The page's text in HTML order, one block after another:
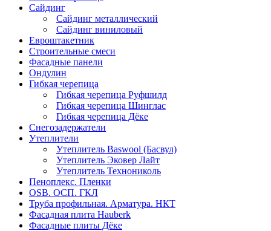
Сайдинг
Сайдинг металлический
Сайдинг виниловый
Евроштакетник
Строительные смеси
Фасадные панели
Ондулин
Гибкая черепица
Гибкая черепица Руфшилд
Гибкая черепица Шинглас
Гибкая черепица Дёке
Снегозадержатели
Утеплители
Утеплитель Baswool (Басвул)
Утеплитель Эковер Лайт
Утеплитель Технониколь
Пеноплекс. Пленки
OSB. ОСП. ГКЛ
Труба профильная. Арматура. НКТ
Фасадная плита Hauberk
Фасадные плиты Дёке